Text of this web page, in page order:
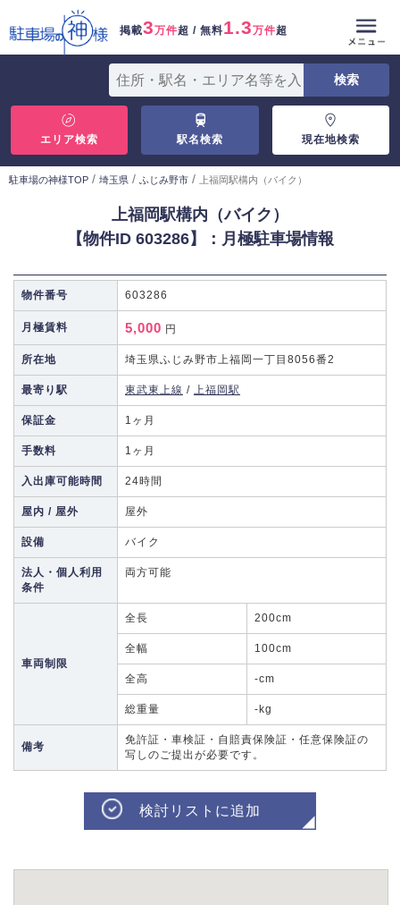
掲載3万件超 / 無料1.3万件超
エリア検索 駅名検索 現在地検索
駐車場の神様TOP / 埼玉県 / ふじみ野市 / 上福岡駅構内（バイク）
上福岡駅構内（バイク）
【物件ID 603286】：月極駐車場情報
物件番号 603286
月極賃料 5,000 円
所在地 埼玉県ふじみ野市上福岡一丁目8056番2
最寄り駅 東武東上線 / 上福岡駅
保証金 1ヶ月
手数料 1ヶ月
入出庫可能時間 24時間
屋内 / 屋外 屋外
設備 バイク
法人・個人利用
条件
両方可能
車両制限
全長 200cm
全幅 100cm
全高 -cm
総重量 -kg
備考
免許証・車検証・自賠責保険証・任意保険証の
写しのご提出が必要です。
検討リストに追加